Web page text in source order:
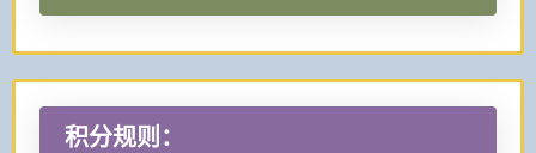
积分规则：